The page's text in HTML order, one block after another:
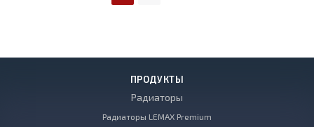
ПРОДУКТЫ
Радиаторы
Радиаторы LEMAX Premium